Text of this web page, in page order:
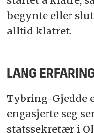
begynte eller
alltid klatret.
LANG ERFARING
Tybring-Gjedde
engasjerte seg
statssekretær i